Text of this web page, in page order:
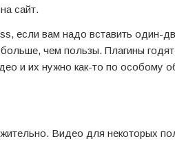
сайт.
если вам надо вставить один-
чем пользы. Плагины
и их нужно как-то по особому
Видео для некоторых